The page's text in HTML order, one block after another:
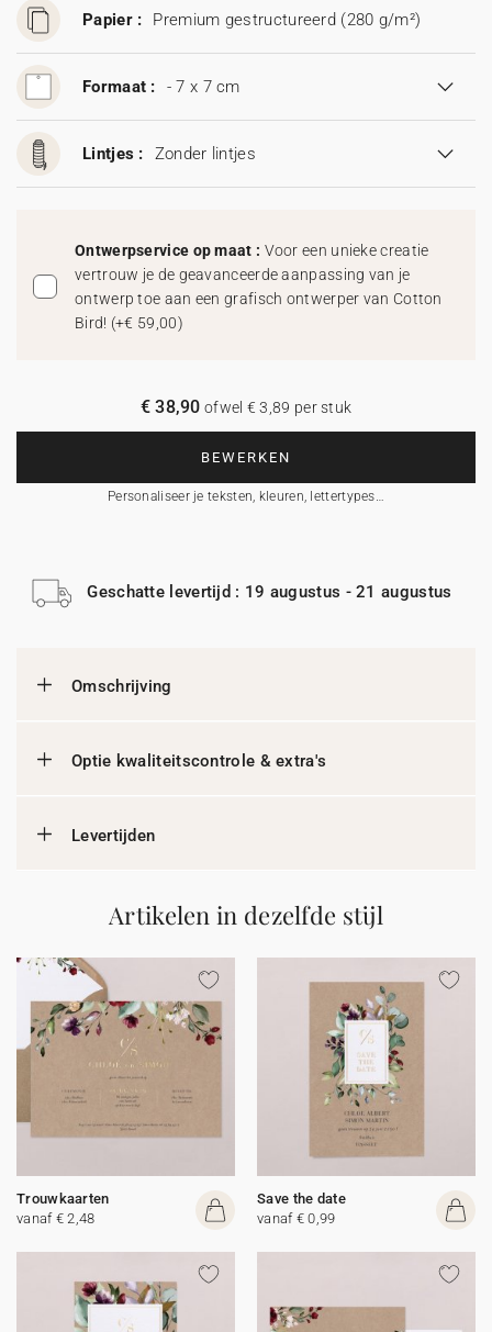
Papier : Premium gestructureerd (280 g/m²)
Formaat : - 7 x 7 cm
Lintjes : Zonder lintjes
Ontwerpservice op maat : Voor een unieke creatie
vertrouw je de geavanceerde aanpassing van je
ontwerp toe aan een grafisch ontwerper van Cotton
Bird! (+€ 59,00)
BEWERKEN
Personaliseer je teksten, kleuren, lettertypes…
€ 38,90 ofwel € 3,89 per stuk
Geschatte levertijd : 19 augustus - 21 augustus
Omschrijving
Optie kwaliteitscontrole & extra's
Levertijden
Artikelen in dezelfde stijl
Trouwkaarten
vanaf € 2,48
Save the date
vanaf € 0,99